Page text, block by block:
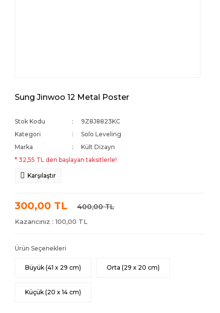
Sung Jinwoo 12 Metal Poster
Stok Kodu
9Z8J8823KC
Kategori
Solo Leveling
Marka
Kült Dizayn
* 32,55 TL den başlayan taksitlerle!
Karşılaştır
300,00 TL 400,00 TL
Kazancınız : 100,00 TL
Ürün Seçenekleri
Büyük (41 x 29 cm) Orta (29 x 20 cm)
Küçük (20 x 14 cm)